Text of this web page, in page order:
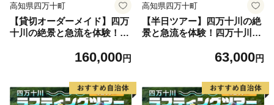
高知県四万十町
【貸切オーダーメイド】四万
十川の絶景と急流を体験！四
ングツアー 大人2名、小人2
160,000円
高知県四万十町
【半日ツアー】四万十川の絶
景と急流を体験！四万十川ラ
63,000円